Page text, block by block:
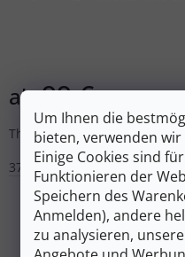
Um Ihnen die
bieten, verwenden
Einige Cookies sind
Funktionieren der
Speichern des
Anmelden), andere
zu analysieren,
ab99 €
Thermopantoffeln aus Filz
37
38 40